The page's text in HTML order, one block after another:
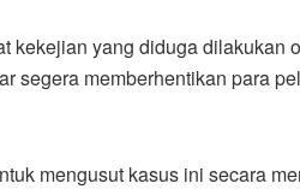
kekejian yang diduga
segera memberhentikan para
mengusut kasus ini secara